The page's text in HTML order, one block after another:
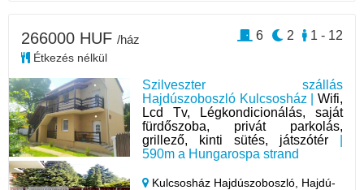
Szilveszter szállás
Hajdúszoboszló Kulcsosház | Wifi,
Lcd Tv, Légkondicionálás, saját
fürdőszoba, privát parkolás,
grillező, kinti sütés, játszótér
590m a Hungarospa strand
Kulcsosház Hajdúszoboszló, Hajdú-
266000 HUF /ház
Étkezés nélkül
1 - 12
2
6